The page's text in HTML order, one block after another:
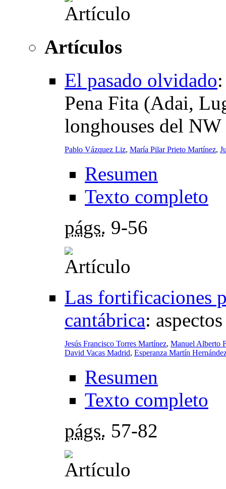
Artículos
El pasado olvidado
Pena Fita (Adai,
longhouses del
Pablo Vázquez Liz, María Pilar Prieto Martínez,
Resumen
Texto completo
págs. 9-56
Las fortificaciones
cantábrica:
Jesús Francisco Torres Martínez, Manuel Alberto
David Vacas Madrid, Esperanza Martín
Resumen
Texto completo
págs. 57-82